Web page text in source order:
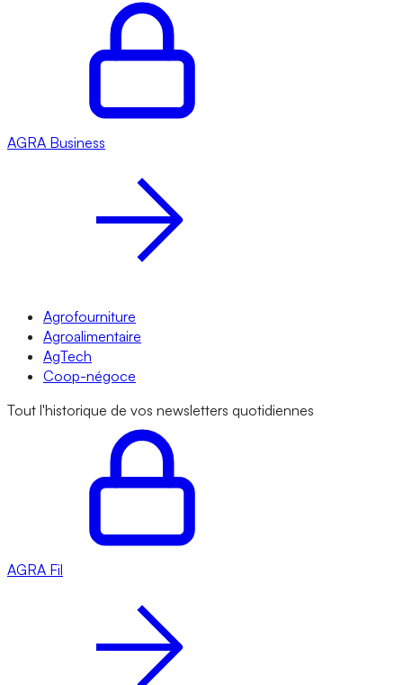
AGRA Business
Agrofourniture
Agroalimentaire
AgTech
Coop-négoce
Tout l'historique de vos newsletters quotidiennes
AGRA Fil